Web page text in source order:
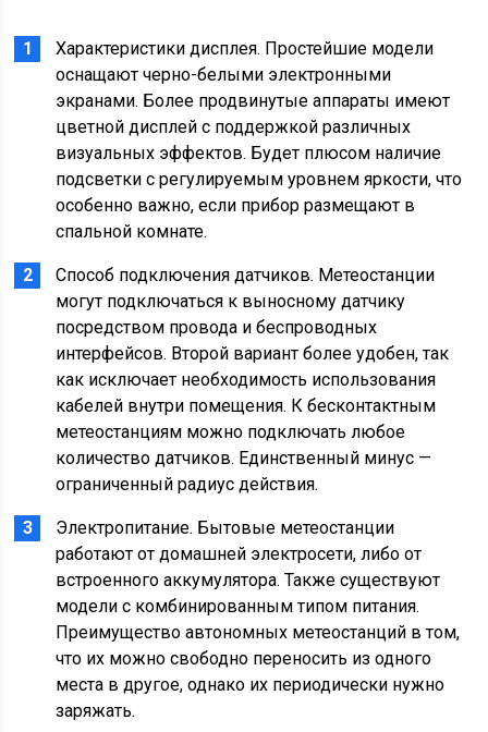
Характеристики дисплея. Простейшие модели
оснащают черно-белыми электронными
экранами. Более продвинутые аппараты имеют
цветной дисплей с поддержкой различных
визуальных эффектов. Будет плюсом наличие
подсветки с регулируемым уровнем яркости, что
особенно важно, если прибор размещают в
спальной комнате.
Способ подключения датчиков. Метеостанции
могут подключаться к выносному датчику
посредством провода и беспроводных
интерфейсов. Второй вариант более удобен, так
как исключает необходимость использования
кабелей внутри помещения. К бесконтактным
метеостанциям можно подключать любое
количество датчиков. Единственный минус —
ограниченный радиус действия.
Электропитание. Бытовые метеостанции
работают от домашней электросети, либо от
встроенного аккумулятора. Также существуют
модели с комбинированным типом питания.
Преимущество автономных метеостанций в том,
что их можно свободно переносить из одного
места в другое, однако их периодически нужно
заряжать.